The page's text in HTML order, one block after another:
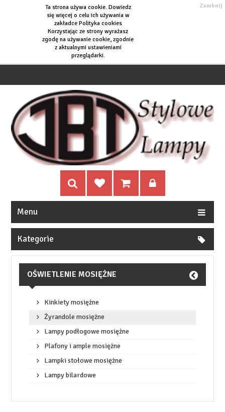
Ta strona używa cookie. Dowiedz
się więcej o celu ich używania w
zakładce Polityka cookies
Korzystając ze strony wyrażasz
zgodę na używanie cookie, zgodnie
z aktualnymi ustawieniami
przeglądarki.
Zamknij
Menu
Kategorie
OŚWIETLENIE MOSIĘŻNE
Kinkiety mosiężne
Żyrandole mosiężne
Lampy podłogowe mosiężne
Plafony i ample mosiężne
Lampki stołowe mosiężne
Lampy bilardowe